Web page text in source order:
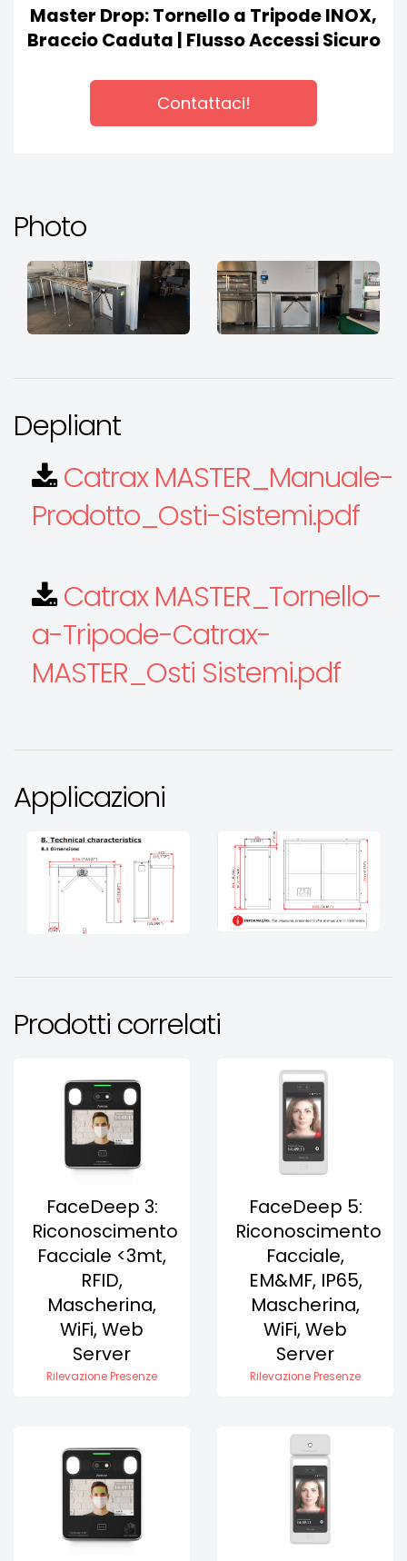
Master Drop: Tornello a Tripode INOX,
Braccio Caduta | Flusso Accessi Sicuro
Contattaci!
Photo
Depliant
Catrax MASTER_Manuale-
Prodotto_Osti-Sistemi.pdf
Catrax MASTER_Tornello-
a-Tripode-Catrax-
MASTER_Osti Sistemi.pdf
Applicazioni
Prodotti correlati
FaceDeep 3:
Riconoscimento
Facciale <3mt,
RFID,
Mascherina,
WiFi, Web
Server
Rilevazione Presenze
FaceDeep 5:
Riconoscimento
Facciale,
EM&MF, IP65,
Mascherina,
WiFi, Web
Server
Rilevazione Presenze